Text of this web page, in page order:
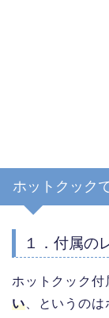
ホットクック
１．付属の
ホットクック付
い、というのは